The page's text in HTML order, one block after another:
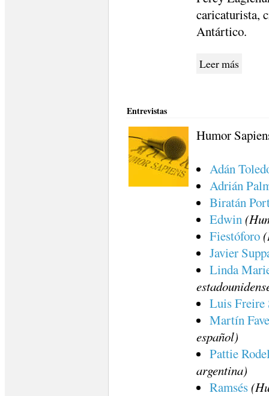
caricaturista,
Antártico.
Leer más
Entrevistas
Humor
Adán
Adrián
Biratán
Edwin
Fiestóforo
Javier
Linda
Luis Freire
Martín
español)
Pattie
argentina)
Ramsés